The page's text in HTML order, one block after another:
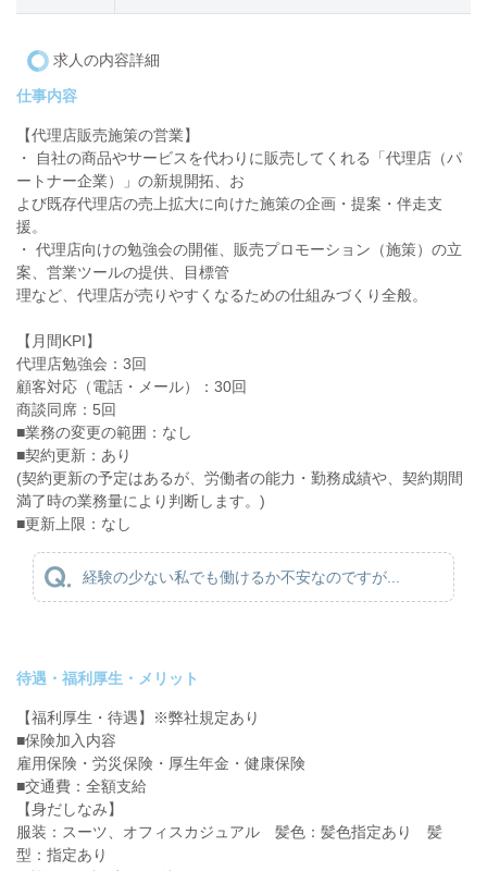
求人の内容詳細
仕事内容
【代理店販売施策の営業】
・ 自社の商品やサービスを代わりに販売してくれる「代理店（パ
ートナー企業）」の新規開拓、お
よび既存代理店の売上拡大に向けた施策の企画・提案・伴走支
援。
・ 代理店向けの勉強会の開催、販売プロモーション（施策）の立
案、営業ツールの提供、目標管
理など、代理店が売りやすくなるための仕組みづくり全般。
【月間KPI】
代理店勉強会：3回
顧客対応（電話・メール）：30回
商談同席：5回
■業務の変更の範囲：なし
■契約更新：あり
(契約更新の予定はあるが、労働者の能力・勤務成績や、契約期間
満了時の業務量により判断します。)
■更新上限：なし
経験の少ない私でも働けるか不安なのですが...
待遇・福利厚生・メリット
【福利厚生・待遇】※弊社規定あり
■保険加入内容
雇用保険・労災保険・厚生年金・健康保険
■交通費：全額支給
【身だしなみ】
服装：スーツ、オフィスカジュアル 髪色：髪色指定あり 髪
型：指定あり